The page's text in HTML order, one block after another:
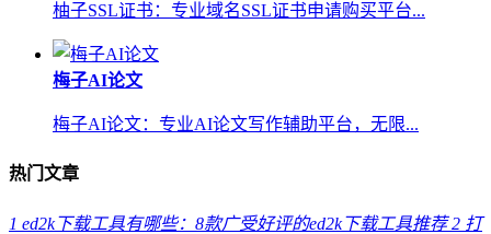
柚子SSL证书：专业域名SSL证书申请购买平台...
梅子AI论文
梅子AI论文：专业AI论文写作辅助平台，无限...
热门文章
1 ed2k下载工具有哪些：8款广受好评的ed2k下载工具推荐 2 打